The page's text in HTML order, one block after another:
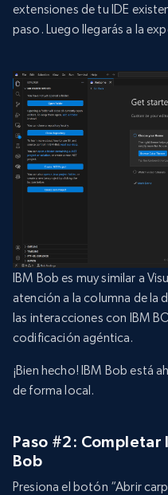
extensiones de tu IDE
paso. Luego llegarás a la
IBM Bob es muy similar a
atención a la columna de la
las interacciones con IBM
codificación agéntica.
¡Bien hecho! IBM Bob está
de forma local.
Paso #2: Completar
Bob
Presiona el botón “Abrir